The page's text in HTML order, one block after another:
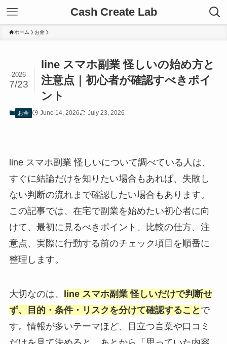
Cash Create Lab
ホーム お金
line スマホ副業 怪しいの始め方と
注意点｜初心者が確認すべきポイ
ント
2026
7/23
お金 June 14, 2026 July 23, 2026
line スマホ副業 怪しいについて調べている人は、
すぐに結論だけを知りたい場合もあれば、失敗し
ない判断の流れまで確認したい場合もあります。
この記事では、在宅で副業を始めたい初心者に向
けて、最初に見るべきポイント、比較の仕方、注
意点、実際に行動する前のチェック項目を順番に
整理します。
大切なのは、 line スマホ副業 怪しいだけで判断せ
ず、目的・条件・リスクを分けて確認すること で
す。情報が多いテーマほど、目立つ言葉や口コミ